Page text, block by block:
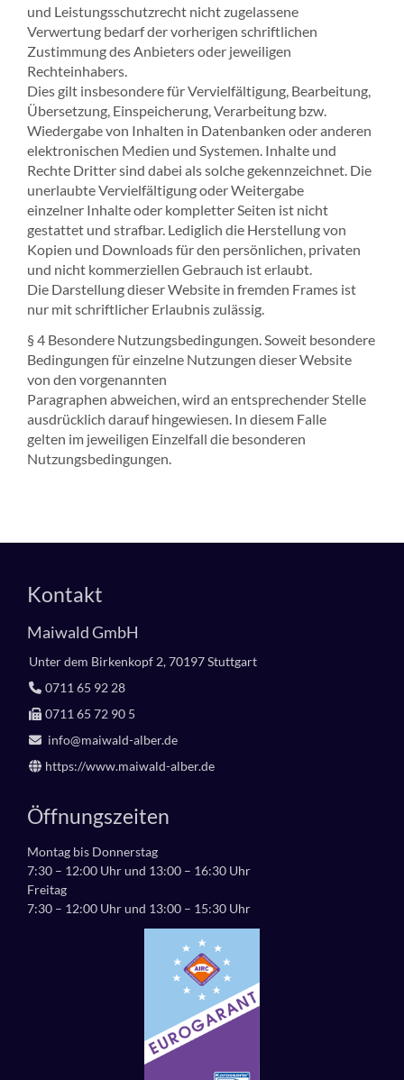
und Leistungsschutzrecht nicht zugelassene
Verwertung bedarf der vorherigen schriftlichen
Zustimmung des Anbieters oder jeweiligen
Rechteinhabers.
Dies gilt insbesondere für Vervielfältigung, Bearbeitung,
Übersetzung, Einspeicherung, Verarbeitung bzw.
Wiedergabe von Inhalten in Datenbanken oder anderen
elektronischen Medien und Systemen. Inhalte und
Rechte Dritter sind dabei als solche gekennzeichnet. Die
unerlaubte Vervielfältigung oder Weitergabe
einzelner Inhalte oder kompletter Seiten ist nicht
gestattet und strafbar. Lediglich die Herstellung von
Kopien und Downloads für den persönlichen, privaten
und nicht kommerziellen Gebrauch ist erlaubt.
Die Darstellung dieser Website in fremden Frames ist
nur mit schriftlicher Erlaubnis zulässig.
§ 4 Besondere Nutzungsbedingungen. Soweit besondere
Bedingungen für einzelne Nutzungen dieser Website
von den vorgenannten
Paragraphen abweichen, wird an entsprechender Stelle
ausdrücklich darauf hingewiesen. In diesem Falle
gelten im jeweiligen Einzelfall die besonderen
Nutzungsbedingungen.
Kontakt
Maiwald GmbH
Unter dem Birkenkopf 2, 70197 Stuttgart
0711 65 92 28
0711 65 72 90 5
info@maiwald-alber.de
https://www.maiwald-alber.de
Öffnungszeiten
Montag bis Donnerstag
7:30 – 12:00 Uhr und 13:00 – 16:30 Uhr
Freitag
7:30 – 12:00 Uhr und 13:00 – 15:30 Uhr